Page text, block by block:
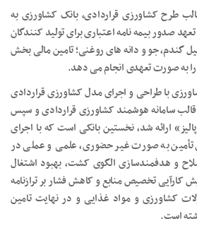
طرح کشاورزی قراردادی، بانک کشاورزی به
صدور بیمه نامه اعتباری برای تولید کنندگان
گندم، جو و دانه های روغنی؛ تامین مالی بخش
به صورت تعهدی انجام می دهد.
با طراحی و اجرای مدل کشاورزی قراردادی
قالب سامانه هوشمند کشاورزی قراردادی و سپس
ارائه شد، نخستین بانکی است که با اجرای
تأمین به صورت غیر حضوری، علمی و عملی در
و هدفمندسازی الگوی کشت، بهبود اشتغال
کارآیی تخصیص منابع و کاهش فشار بر ترازنامه
کشاورزی و مواد غذایی و در نهایت تامین
است.